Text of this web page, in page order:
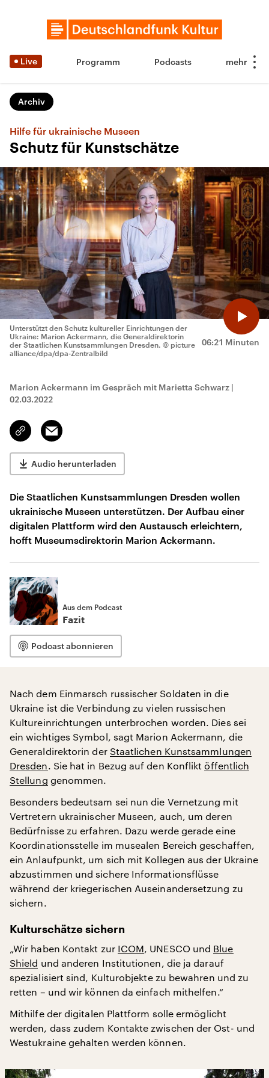
Live Programm Podcasts
Archiv
Hilfe für ukrainische Museen
Schutz für Kunstschätze
06:21 Minuten
Unterstützt den Schutz kultureller Einrichtungen der
Ukraine: Marion Ackermann, die Generaldirektorin
der Staatlichen Kunstsammlungen Dresden. © picture
alliance/dpa/dpa-Zentralbild
Marion Ackermann im Gespräch mit Marietta Schwarz |
02.03.2022
Link
kopieren/teilen
Email
Audio herunterladen
Die Staatlichen Kunstsammlungen Dresden wollen
ukrainische Museen unterstützen. Der Aufbau einer
digitalen Plattform wird den Austausch erleichtern,
hofft Museumsdirektorin Marion Ackermann.
Aus dem Podcast
Fazit
Podcast abonnieren
Nach dem Einmarsch russischer Soldaten in die
Ukraine ist die Verbindung zu vielen russischen
Kultureinrichtungen unterbrochen worden. Dies sei
ein wichtiges Symbol, sagt Marion Ackermann, die
Generaldirektorin der Staatlichen Kunstsammlungen
Dresden. Sie hat in Bezug auf den Konfliktöffentlich
Stellung genommen.
Besonders bedeutsam sei nun die Vernetzung mit
Vertretern ukrainischer Museen, auch, um deren
Bedürfnisse zu erfahren. Dazu werde gerade eine
Koordinationsstelle im musealen Bereich geschaffen,
ein Anlaufpunkt, um sich mit Kollegen aus der Ukraine
abzustimmen und sichere Informationsflüsse
während der kriegerischen Auseinandersetzung zu
sichern.
Kulturschätze sichern
„Wir haben Kontakt zur ICOM, UNESCO und Blue
Shield und anderen Institutionen, die ja darauf
spezialisiert sind, Kulturobjekte zu bewahren und zu
retten – und wir können da einfach mithelfen.“
Mithilfe der digitalen Plattform solle ermöglicht
werden, dass zudem Kontakte zwischen der Ost- und
Westukraine gehalten werden können.